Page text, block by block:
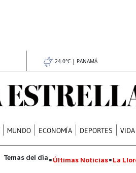
24.0°C | PANAMÁ
MUNDO ECONOMÍA DEPORTES
Últimas Noticias La